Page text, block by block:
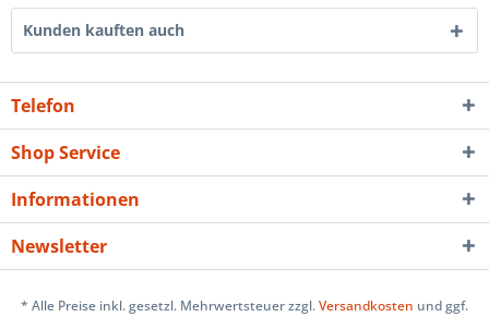
Kunden kauften auch
Telefon
Shop Service
Informationen
Newsletter
* Alle Preise inkl. gesetzl. Mehrwertsteuer zzgl.Versandkosten und ggf.